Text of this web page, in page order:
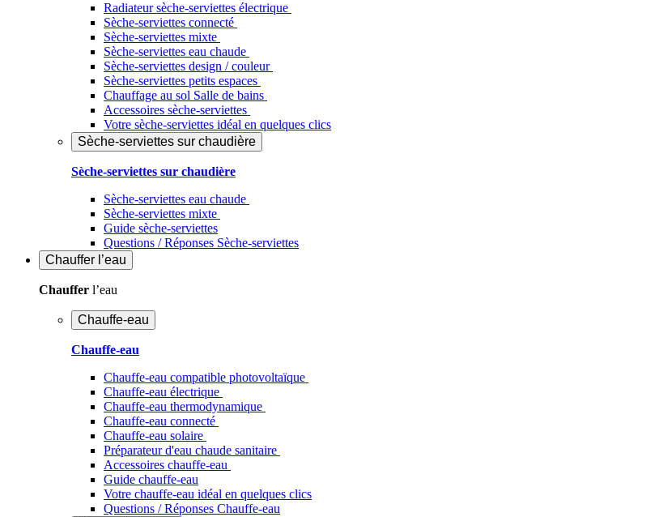
Radiateur sèche-serviettes électrique
Sèche-serviettes connecté
Sèche-serviettes mixte
Sèche-serviettes eau chaude
Sèche-serviettes design / couleur
Sèche-serviettes petits espaces
Chauffage au sol Salle de bains
Accessoires sèche-serviettes
Votre sèche-serviettes idéal en quelques clics
Sèche-serviettes sur chaudière
Sèche-serviettes sur chaudière
Sèche-serviettes eau chaude
Sèche-serviettes mixte
Guide sèche-serviettes
Questions / Réponses Sèche-serviettes
Chauffer l’eau
Chauffer l’eau
Chauffe-eau
Chauffe-eau
Chauffe-eau compatible photovoltaïque
Chauffe-eau électrique
Chauffe-eau thermodynamique
Chauffe-eau connecté
Chauffe-eau solaire
Préparateur d'eau chaude sanitaire
Accessoires chauffe-eau
Guide chauffe-eau
Votre chauffe-eau idéal en quelques clics
Questions / Réponses Chauffe-eau